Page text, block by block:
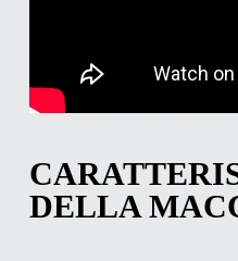
DELLA